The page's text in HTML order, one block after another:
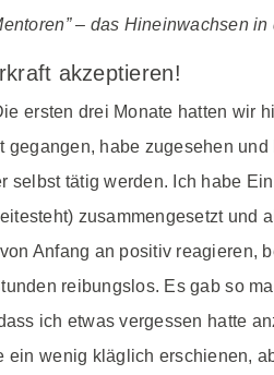
– das Hineinwachsen
akzeptieren!
ersten drei Monate hatten wir
habe zugesehen
tätig werden. Ich habe
zusammengesetzt und
Anfang an positiv reagieren,
reibungslos. Es gab so
ich etwas vergessen hatte
wenig kläglich erschienen,